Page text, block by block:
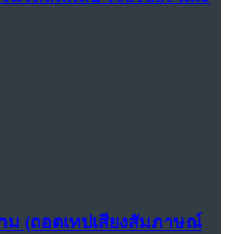
ม (ถอดเทปเสียงสัมภาษณ์